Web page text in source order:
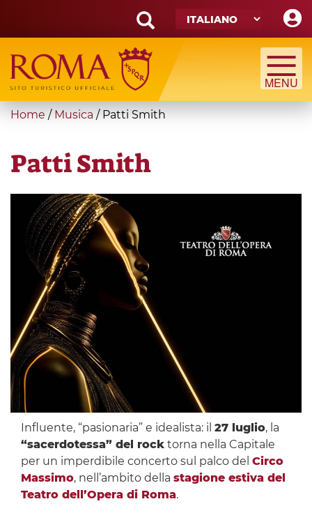
main
content
Search
form
Cerca
You
here
Home / Musica / Patti Smith
Patti Smith
Influente, “pasionaria” e idealista: il 27 luglio, la
“sacerdotessa” del rocktorna nella Capitale
per un imperdibile concerto sul palco del Circo
Massimo, nell’ambito della stagione estiva del
Teatro dell’Opera di Roma.